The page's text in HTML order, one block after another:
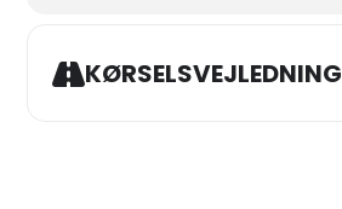
KØRSELSVEJLEDNING